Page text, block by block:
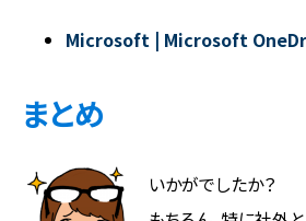
Microsoft | Microsoft
まとめ
いかがでしたか？